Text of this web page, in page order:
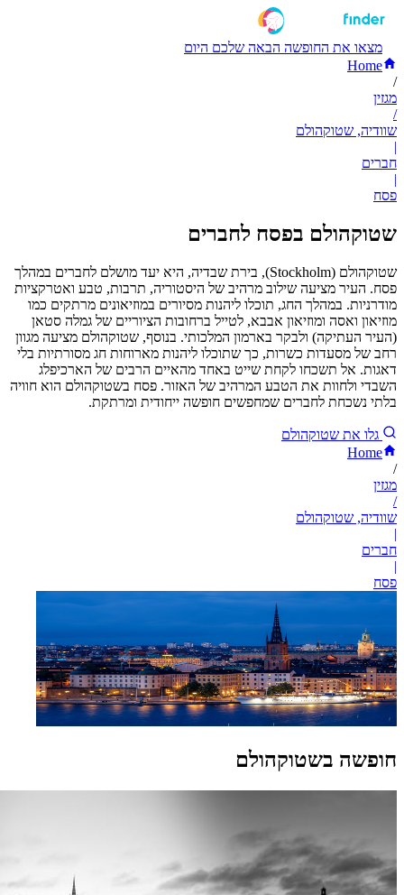
מצאו את החופשה הבאה שלכם היום
Home
/
מגזין
/
שוודיה, שטוקהולם
|
חברים
|
פסח
שטוקהולם בפסח לחברים
שטוקהולם (Stockholm), בירת שבדיה, היא יעד מושלם לחברים במהלך
פסח. העיר מציעה שילוב מרהיב של היסטוריה, תרבות, טבע ואטרקציות
מודרניות. במהלך החג, תוכלו ליהנות מסיורים במוזיאונים מרתקים כמו
מוזיאון ואסה ומוזיאון אבבא, לטייל ברחובות הציוריים של גמלה סטאן
(העיר העתיקה) ולבקר בארמון המלכותי. בנוסף, שטוקהולם מציעה מגוון
רחב של מסעדות כשרות, כך שתוכלו ליהנות מארוחות חג מסורתיות בלי
דאגות. אל תשכחו לקחת שייט באחד מהאיים הרבים של הארכיפלג
השבדי ולחוות את הטבע המרהיב של האזור. פסח בשטוקהולם הוא חוויה
בלתי נשכחת לחברים שמחפשים חופשה ייחודית ומרתקת.
גלו את שטוקהולם
Home
/
מגזין
/
שוודיה, שטוקהולם
|
חברים
|
פסח
חופשה בשטוקהולם